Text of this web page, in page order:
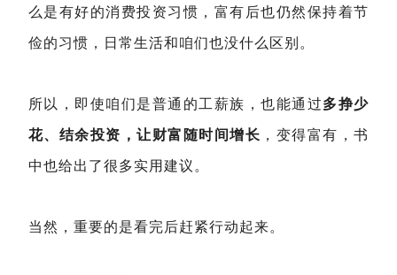
么是有好的消费投资习惯，富有后也仍然保持着节
俭的习惯，日常生活和咱们也没什么区别。
所以，即使咱们是普通的工薪族，也能通过多挣少
花、结余投资，让财富随时间增长 ，变得富有，书
中也给出了很多实用建议。
当然，重要的是看完后赶紧行动起来。